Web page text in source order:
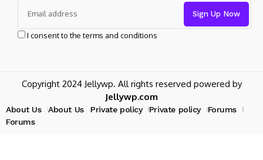
I consent to the terms and conditions
Copyright 2024 Jellywp. All rights reserved powered by
Jellywp.com
About Us About Us Private policy Private policy
Forums
Forums